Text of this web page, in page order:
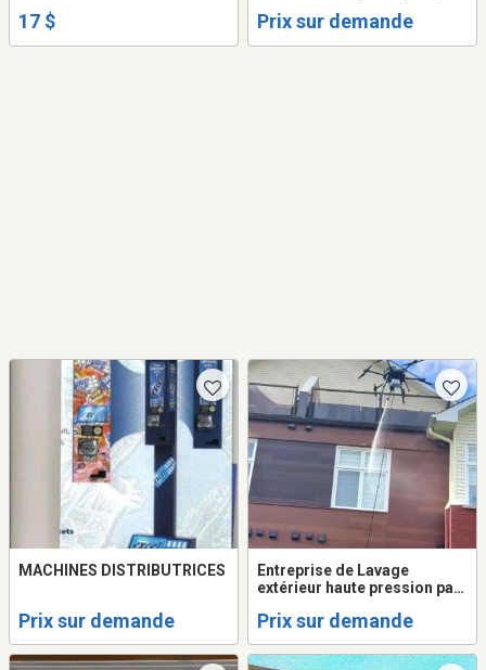
de justice (espace de
17 $ Prix sur demande
MACHINES DISTRIBUTRICES
Prix sur demande
Entreprise de Lavage
extérieur haute pression par
Prix sur demande